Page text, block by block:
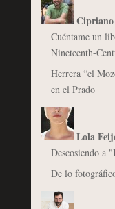
Cuéntame un
Nineteenth-
Herrera “el
en el Prado
Lola
Descosiendo a
De lo